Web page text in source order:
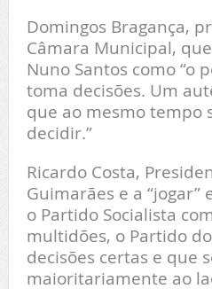
Domingos Bragança,
Câmara Municipal,
Nuno Santos como “o
toma decisões. Um
que ao mesmo tempo
decidir.”
Ricardo Costa,
Guimarães e a “jogar”
o Partido Socialista
multidões, o Partido
decisões certas e que
maioritariamente ao